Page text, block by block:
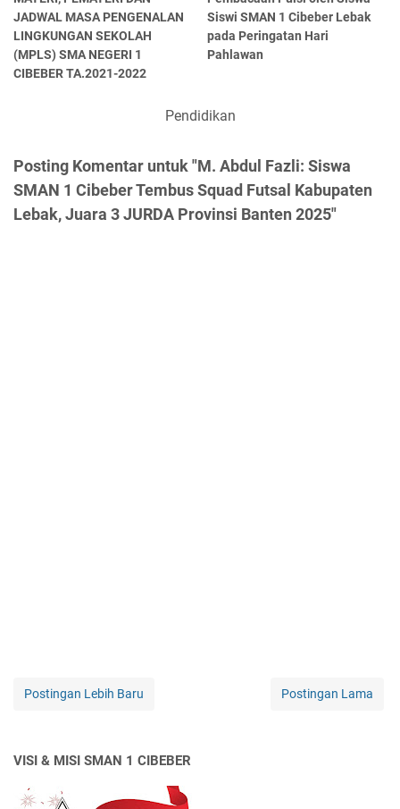
JADWAL MASA PENGENALAN
LINGKUNGAN SEKOLAH
(MPLS) SMA NEGERI 1
CIBEBER TA.2021-2022
Siswi SMAN 1 Cibeber Lebak
pada Peringatan Hari
Pahlawan
Pendidikan
Posting Komentar untuk "M. Abdul Fazli: Siswa
SMAN 1 Cibeber Tembus Squad Futsal Kabupaten
Lebak, Juara 3 JURDA Provinsi Banten 2025"
Postingan Lebih Baru Postingan Lama
VISI & MISI SMAN 1 CIBEBER